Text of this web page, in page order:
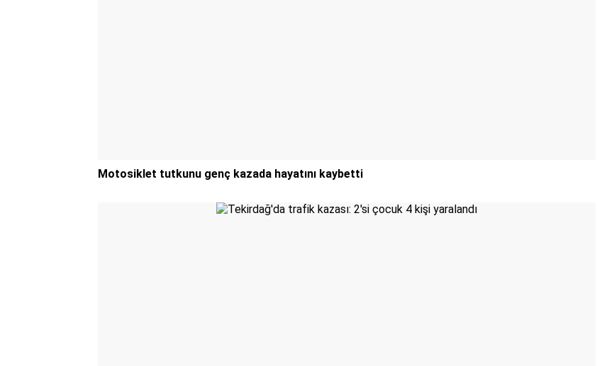
Motosiklet tutkunu genç kazada hayatını kaybetti